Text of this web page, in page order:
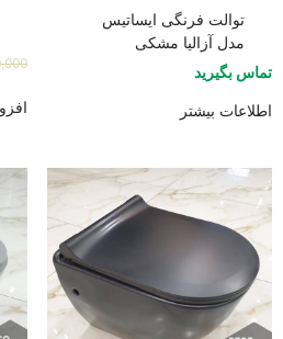
توالت فرنگی ایساتیس
مدل آزالیا مشکی
تماس بگیرید
اطلاعات بیشتر